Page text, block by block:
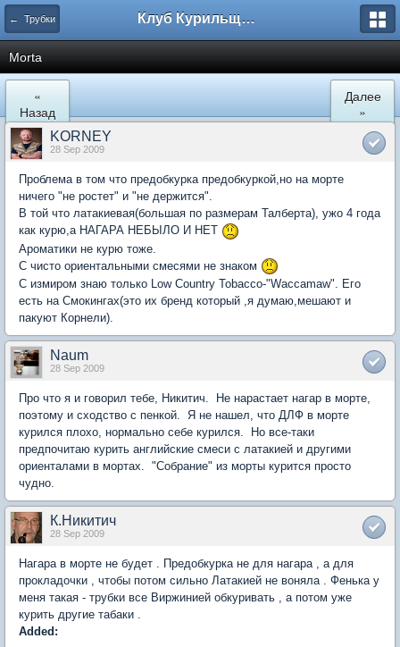
← Трубки Клуб Курильщиков Трубки
Morta
«
Назад
Далее
»
KORNEY
28 Sep 2009
Проблема в том что предобкурка предобкуркой,но на морте
ничего "не ростет" и "не держится".
В той что латакиевая(большая по размерам Талберта), ужо 4 года
как курю,a НАГАРА НЕБЫЛО И НЕТ
Ароматики не курю тоже.
С чисто ориентальными смесями не знаком
С измиром знаю только Low Country Tobacco-"Waccamaw". Его
есть на Смокингах(это их бренд который ,я думаю,мешают и
пакуют Корнели).
Naum
28 Sep 2009
Про что я и говорил тебе, Никитич. Не нарастает нагар в морте,
поэтому и сходство с пенкой. Я не нашел, что ДЛФ в морте
курился плохо, нормально себе курился. Но все-таки
предпочитаю курить английские смеси с латакией и другими
ориенталами в мортах. "Собрание" из морты курится просто
чудно.
К.Никитич
28 Sep 2009
Нагара в морте не будет . Предобкурка не для нагара , а для
прокладочки , чтобы потом сильно Латакией не воняла . Фенька у
меня такая - трубки все Виржинией обкуривать , а потом уже
курить другие табаки .
Added: